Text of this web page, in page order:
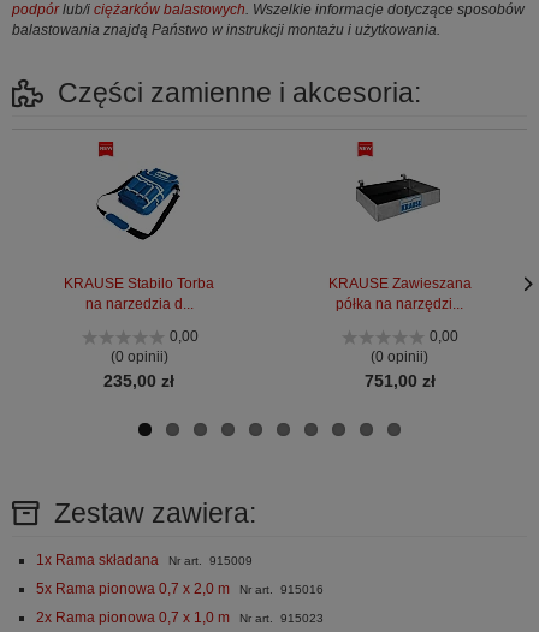
podpórlub/i ciężarków balastowych. Wszelkie informacje dotyczące sposobów
balastowania znajdą Państwo w instrukcji montażu i użytkowania.
Części zamienne i akcesoria:
KRAUSE Stabilo Torba
na narzedzia d...
0,00
(0 opinii)
235,00 zł
KRAUSE Zawieszana
półka na narzędzi...
0,00
(0 opinii)
751,00 zł
Zestaw zawiera:
1x Rama składana Nr art. 915009
5x Rama pionowa 0,7 x 2,0 m Nr art. 915016
2x Rama pionowa 0,7 x 1,0 m Nr art. 915023